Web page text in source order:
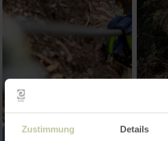
Zustimmung Details